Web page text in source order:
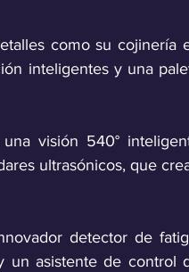
como su cojinería
inteligentes y una
visión 540°
ultrasónicos, que
detector de
un asistente de control